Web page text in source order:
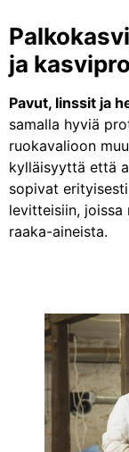
ja
Pavut, linssit ja
samalla hyviä
ruokavalioon
kylläisyyttä että
sopivat
levitteisiin, joissa
raaka-aineista.